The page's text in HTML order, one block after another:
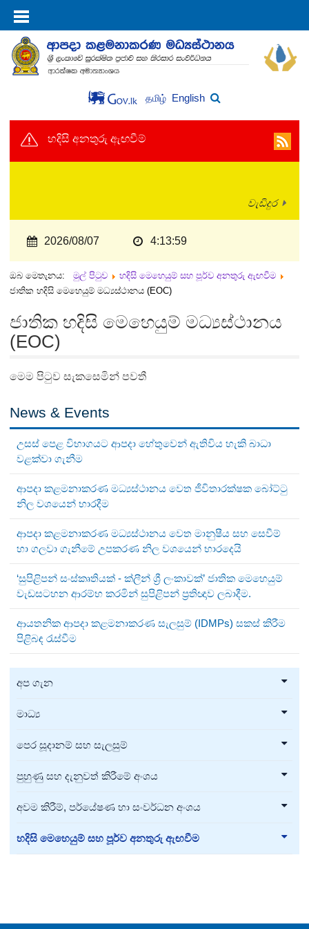
தமிழ் English
හදිසි අනතුරු ඇඟවීම්
වැඩිදුර
2026/08/07 4:13:59
ඔබ මෙතැනය: මුල් පිටුව
හදිසි මෙහෙයුම් සහ පූර්ව අනතුරු ඇඟවීම
ජාතික හදිසි මෙහෙයුම් මධ්‍යස්ථානය (EOC)
ජාතික හදිසි මෙහෙයුම් මධ්‍යස්ථානය
(EOC)
මෙම පිටුව සැකසෙමින් පවතී
News & Events
උසස් පෙළ විභාගයට ආපදා හේතුවෙන් ඇතිවිය හැකි බාධා
වළක්වා ගැනීම
ආපදා කළමනාකරණ මධ්‍යස්ථානය වෙත ජීවිතාරක්ෂක බෝට්ටු
නිල වශයෙන් භාරදීම
ආපදා කළමනාකරණ මධ්‍යස්ථානය වෙත මානුෂීය සහ සෙවීම්
හා ගලවා ගැනීමේ උපකරණ නිල වශයෙන් භාරදෙයි
‘සුපිළිපන් සංස්කෘතියක් - ක්ලීන් ශ්‍රී ලංකාවක්’ ජාතික මෙහෙයුම්
වැඩසටහන ආරම්භ කරමින් සුපිළිපන් ප්‍රතිඥාව ලබාදීම.
ආයතනික ආපදා කළමනාකරණ සැලසුම් (IDMPs) සකස් කිරීම
පිළිබඳ රැස්වීම
අප ගැන
මාධ්‍ය
පෙර සූදානම් සහ සැලසුම්
පුහුණු සහ දැනුවත් කිරීමේ අංශය
අවම කිරීම්, පර්යේෂණ හා සංවර්ධන අංශය
හදිසි මෙහෙයුම් සහ පූර්ව අනතුරු ඇඟවීම